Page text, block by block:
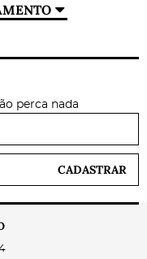
perca nada
CADASTRAR